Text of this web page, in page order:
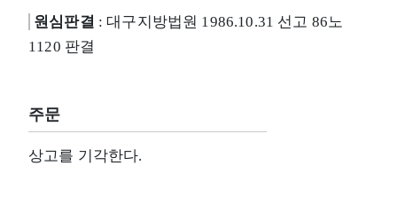
원심판결 : 대구지방법원 1986.10.31 선고 86노
1120 판결
주문
상고를 기각한다.